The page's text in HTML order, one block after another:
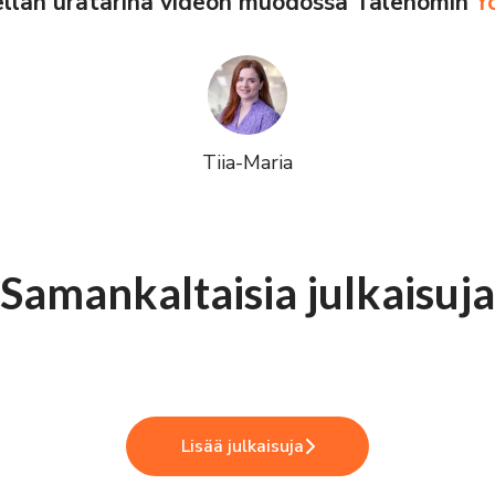
Tiia-Maria
Samankaltaisia julkaisuja
Talenomilla
Lisää julkaisuja